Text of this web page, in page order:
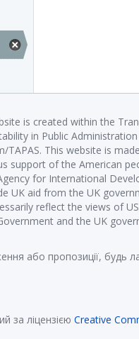
is created within the
in Public Administration
TAPAS. This website is
support of the American
for International
UK aid from the UK
reflect the views of
and the UK
або пропозиції, будь
за ліцензією Creative